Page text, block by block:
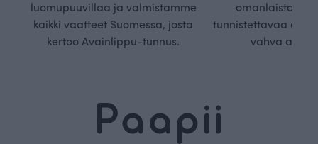
luomupuuvillaa ja valmistamme
kaikki vaatteet Suomessa, josta
kertoo Avainlippu-tunnus.
omanlaista,
tunnistettavaa
vahva